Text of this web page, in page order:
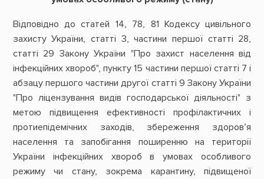
Відповідно до статей 14, 78, 81 Кодексу цивільного
захисту України, статті 3, частини першої статті 28,
статті 29 Закону України "Про захист населення від
інфекційних хвороб", пункту 15 частини першої статті 7 і
абзацу першого частини другої статті 9 Закону України
"Про ліцензування видів господарської діяльності" з
метою підвищення ефективності профілактичних і
протиепідемічних заходів, збереження здоров’я
населення та запобігання поширенню на території
України інфекційних хвороб в умовах особливого
режиму чи стану, зокрема карантину, підвищеної